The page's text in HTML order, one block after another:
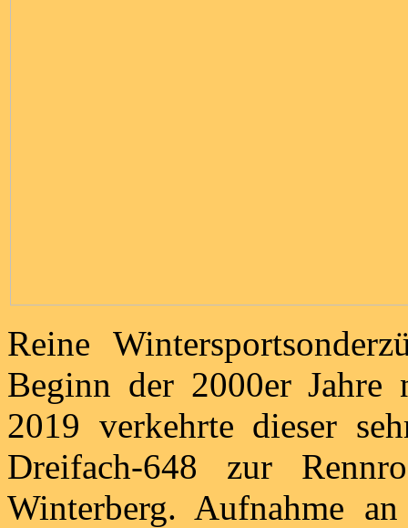
Reine
Beginn der 2000er
2019 verkehrte dieser
Dreifach-648 zur
Winterberg. Aufnahme